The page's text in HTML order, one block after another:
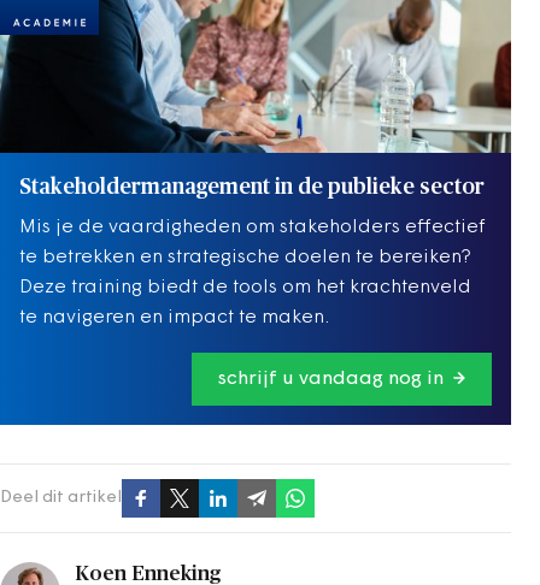
Stakeholdermanagement in de publieke sector
Mis je de vaardigheden om stakeholders effectief
te betrekken en strategische doelen te bereiken?
Deze training biedt de tools om het krachtenveld
te navigeren en impact te maken.
schrijf u vandaag nog in
Deel dit artikel
Koen Enneking